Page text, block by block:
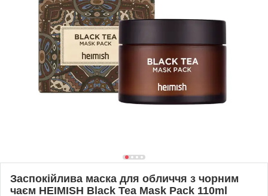
Заспокійлива маска для обличчя з чорним
чаєм HEIMISH Black Tea Mask Pack 110ml